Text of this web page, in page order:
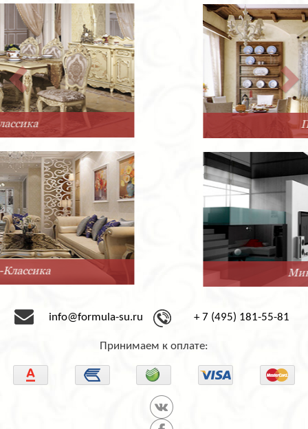
info@formula-su.ru + 7 (495) 181-55-81
Принимаем к оплате: